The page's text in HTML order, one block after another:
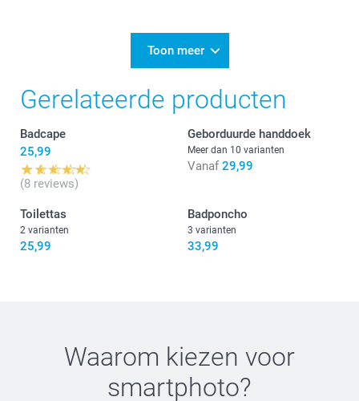
vonden het fijn de handdoek voor jou te borduren.
Nathalie @smartphoot
Toon meer
Gerelateerde producten
Badcape
25,99
(8 reviews)
Geborduurde handdoek
Meer dan 10 varianten
Vanaf 29,99
Toilettas
2 varianten
25,99
Badponcho
3 varianten
33,99
Waarom kiezen voor
smartphoto?